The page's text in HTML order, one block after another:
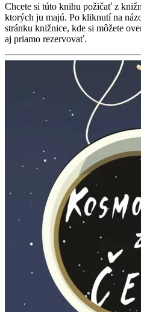
Chcete si túto knihu požičať z
ktorých ju majú. Po kliknutí na
stránku knižnice, kde si môžete
aj priamo rezervovať.